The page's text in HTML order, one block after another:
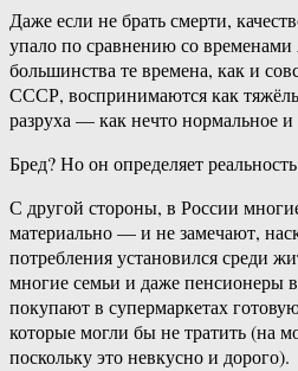
Даже если не брать смерти,
упало по сравнению со
большинства те времена, как и
СССР, воспринимаются как
разруха — как нечто нормальное
Бред? Но он определяет
С другой стороны, в России
материально — и не замечают,
потребления установился среди
многие семьи и даже пенсионеры
покупают в супермаркетах
которые могли бы не тратить (на
поскольку это невкусно и дорого).